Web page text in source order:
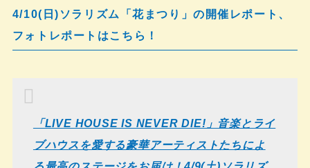
4/10(日)ソラリズム「花まつり」の開催レポート、
フォトレポートはこちら！
「LIVE HOUSE IS NEVER DIE!」音楽とライ
ブハウスを愛する豪華アーティストたちによ